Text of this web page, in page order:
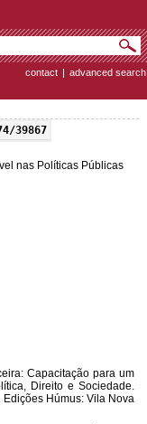
contact | advanced search
39867
nas Políticas Públicas
Capacitação para um
Direito e Sociedade.
Húmus: Vila Nova